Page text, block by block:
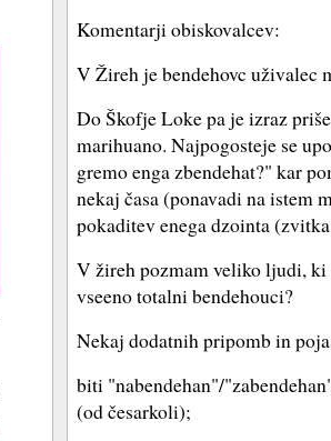
Komentarji obiskovalcev:
V Žireh je bendehovc uživalec
Do Škofje Loke pa je izraz
marihuano. Najpogosteje se
gremo enga zbendehat?" kar
nekaj časa (ponavadi na istem
pokaditev enega dzointa
V žireh pozmam veliko ljudi, ki
vseeno totalni bendehouci?
Nekaj dodatnih pripomb in
biti "nabendehan"/
(od česarkoli);